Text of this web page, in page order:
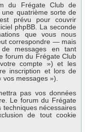
du Frégate Club de
quatrième sorte de
prévu pour couvrir
phpBB. La seconde
que vous nous
correspondre — mais
messages en tant
forum du Frégate Club
compte ») et les
inscription et lors de
messages »).
pas vos données
Le forum du Frégate
techniques nécessaires
de tout cookie